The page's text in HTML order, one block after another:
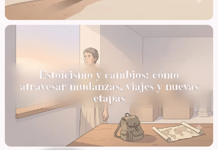
Estoicismo y cambios: cómo
atravesar mudanzas, viajes y nuevas
etapas